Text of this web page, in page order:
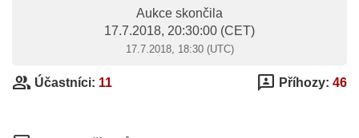
Aukce skončila
17.7.2018, 20:30:00 (CET)
17.7.2018, 18:30 (UTC)
group Účastníci: 11 3p Příhozy: 46